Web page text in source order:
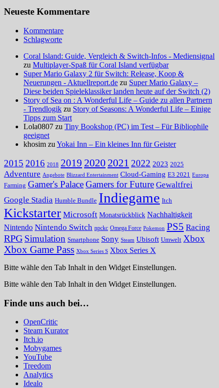
Neueste Kommentare
Kommentare
Schlagworte
Coral Island: Guide, Vergleich & Switch-Infos - Mediensignal
zu Multiplayer-Spaß für Coral Island verfügbar
Super Mario Galaxy 2 für Switch: Release, Koop &
Neuerungen - Aktuellreport.de zu Super Mario Galaxy –
Diese beiden Spieleklassiker landen heute auf der Switch (2)
Story of Sea on : A Wonderful Life – Guide zu allen Partnern
- Trendlogik zu Story of Seasons: A Wonderful Life – Einige
Tipps zum Start
Lola0807 zu Tiny Bookshop (PC) im Test – Für Bibliophile
geeignet
khosim zu Yokai Inn – Ein kleines Inn für Geister
2015 2016 2018 2019 2020 2021 2022 2023 2025
Adventure Angebote Blizzard Entertainment Cloud-Gaming E3 2021 Europa
Farming Gamer's PalaceGamers for Future Gewaltfrei
Google Stadia Humble Bundle Indiegame Itch
Kickstarter Microsoft Monatsrückblick Nachhaltigkeit
Nintendo Nintendo Switch npckc Omega Force Pokemon PS5 Racing
RPG Simulation Smartphone Sony Steam Ubisoft Umwelt Xbox
Xbox Game Pass Xbox Series S Xbox Series X
Bitte wähle den Tab Inhalt in den Widget Einstellungen.
Bitte wähle den Tab Inhalt in den Widget Einstellungen.
Finde uns auch bei…
OpenCritic
Steam Kurator
Itch.io
Mobygames
YouTube
Treedom
Analytics
Idealo